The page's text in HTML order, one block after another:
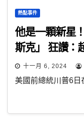
熱點事件
他是一顆新星
斯克」 狂讚：
十一月 6, 2024
美國前總統川普6